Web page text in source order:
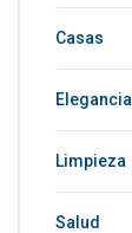
Casas
Elegancia
Limpieza
Salud